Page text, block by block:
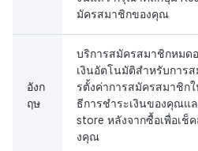
มัครสมาชิกของคุณ
อังก
ฤษ
บริการสมัครสมาชิกหมด
เงินอัตโนมัติสำหรับการ
รตั้งค่าการสมัครสมาชิก
ธีการชำระเงินของคุณแ
store หลังจากซื้อเพื่อเช็
งคุณ